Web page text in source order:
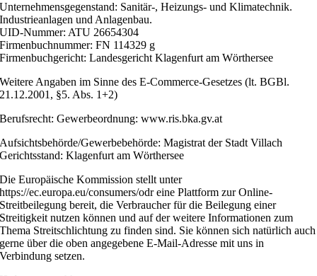
Unternehmensgegenstand: Sanitär-, Heizungs- und Klimatechnik.
Industrieanlagen und Anlagenbau.
UID-Nummer: ATU 26654304
Firmenbuchnummer: FN 114329 g
Firmenbuchgericht: Landesgericht Klagenfurt am Wörthersee
Weitere Angaben im Sinne des E-Commerce-Gesetzes (lt. BGBl.
21.12.2001, §5. Abs. 1+2)
Berufsrecht: Gewerbeordnung: www.ris.bka.gv.at
Aufsichtsbehörde/Gewerbebehörde: Magistrat der Stadt Villach
Gerichtsstand: Klagenfurt am Wörthersee
Die Europäische Kommission stellt unter
https://ec.europa.eu/consumers/odr eine Plattform zur Online-
Streitbeilegung bereit, die Verbraucher für die Beilegung einer
Streitigkeit nutzen können und auf der weitere Informationen zum
Thema Streitschlichtung zu finden sind. Sie können sich natürlich auch
gerne über die oben angegebene E-Mail-Adresse mit uns in
Verbindung setzen.